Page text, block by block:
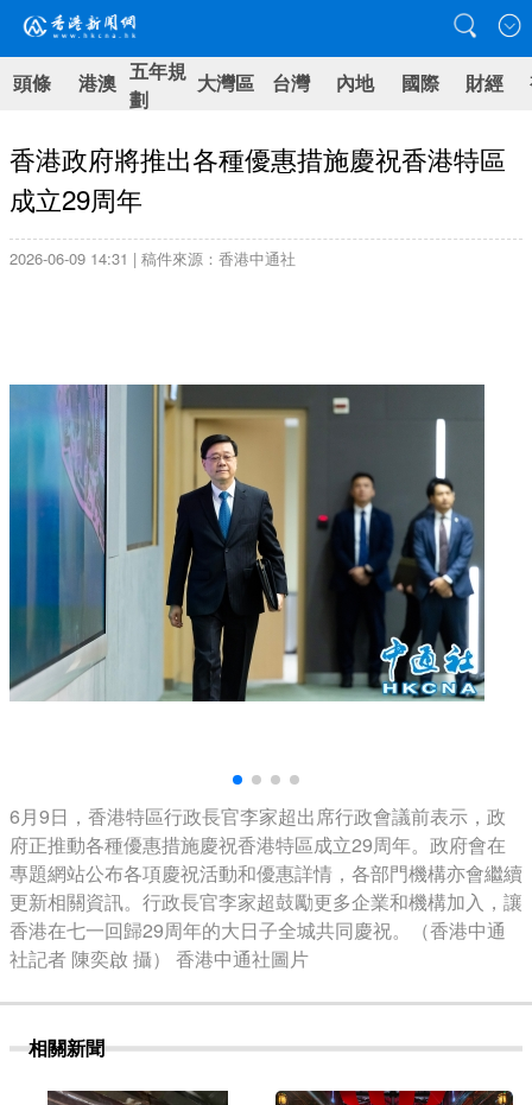
頭條 港澳 五年規
劃
大灣區 台灣 內地 國際 財經
香港政府將推出各種優惠措施慶祝香港特區
成立29周年
2026-06-09 14:31 | 稿件來源：香港中通社
6月9日，香港特區行政長官李家超出席行政會議前表示，政
府正推動各種優惠措施慶祝香港特區成立29周年。政府會在
專題網站公布各項慶祝活動和優惠詳情，各部門機構亦會繼續
更新相關資訊。行政長官李家超鼓勵更多企業和機構加入，讓
香港在七一回歸29周年的大日子全城共同慶祝。（香港中通
社記者 陳奕啟 攝） 香港中通社圖片
相關新聞